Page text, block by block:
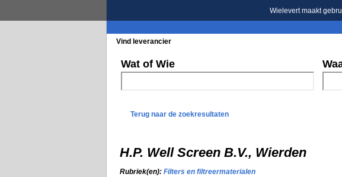
Wielevert maakt
Vind leverancier
Wat of Wie
Terug naar de zoekresultaten
H.P. Well Screen B.V., Wierden
Rubriek(en): Filters en filtreermaterialen